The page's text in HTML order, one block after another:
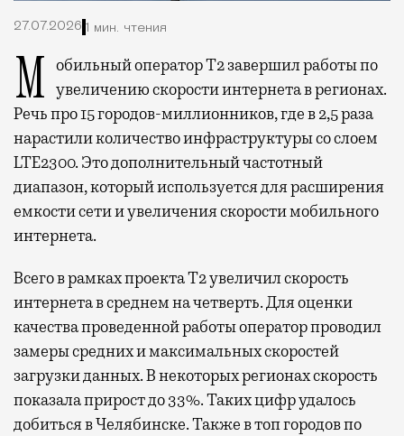
27.07.2026 1 мин. чтения
Мобильный оператор Т2 завершил работы по увеличению скорости интернета в регионах.
Речь про 15 городов-миллионников, где в 2,5 раза
нарастили количество инфраструктуры со слоем
LTE2300. Это дополнительный частотный
диапазон, который используется для расширения
емкости сети и увеличения скорости мобильного
интернета.
Всего в рамках проекта Т2 увеличил скорость
интернета в среднем на четверть. Для оценки
качества проведенной работы оператор проводил
замеры средних и максимальных скоростей
загрузки данных. В некоторых регионах скорость
показала прирост до 33%. Таких цифр удалось
добиться в Челябинске. Также в топ городов по